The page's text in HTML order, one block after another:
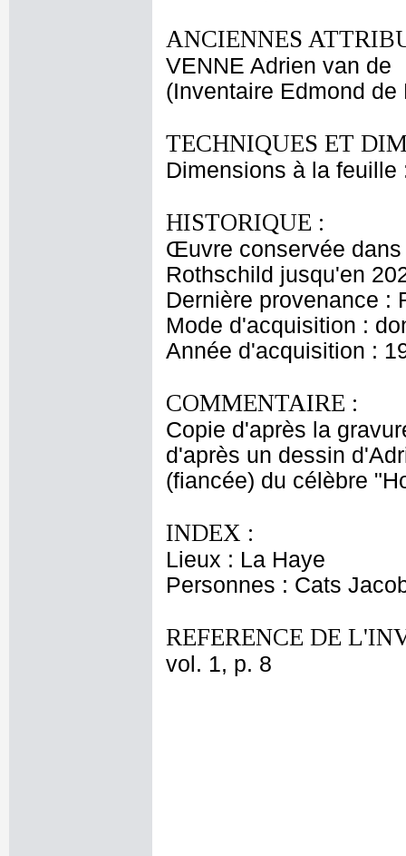
ANCIENNES
VENNE Adrien van de
(Inventaire Edmond de
TECHNIQUES ET
Dimensions à la
HISTORIQUE :
Œuvre conservée dans
Rothschild jusqu'en
Dernière provenance :
Mode d'acquisition :
Année d'acquisition :
COMMENTAIRE :
Copie d'après la
d'après un dessin
(fiancée) du célèbre
INDEX :
Lieux : La Haye
Personnes : Cats
REFERENCE DE
vol. 1, p. 8